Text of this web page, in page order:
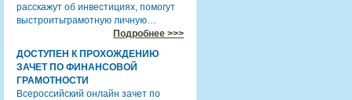
расскажут об инвестициях, помогут
выстроитьграмотную личную…
Подробнее >>>
ДОСТУПЕН К ПРОХОЖДЕНИЮ
ЗАЧЕТ ПО ФИНАНСОВОЙ
ГРАМОТНОСТИ
Всероссийский онлайн зачет по